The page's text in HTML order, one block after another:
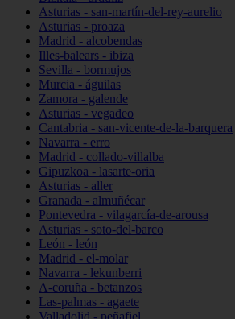
Asturias - san-martín-del-rey-aurelio
Asturias - proaza
Madrid - alcobendas
Illes-balears - ibiza
Sevilla - bormujos
Murcia - águilas
Zamora - galende
Asturias - vegadeo
Cantabria - san-vicente-de-la-barquera
Navarra - erro
Madrid - collado-villalba
Gipuzkoa - lasarte-oria
Asturias - aller
Granada - almuñécar
Pontevedra - vilagarcía-de-arousa
Asturias - soto-del-barco
León - león
Madrid - el-molar
Navarra - lekunberri
A-coruña - betanzos
Las-palmas - agaete
Valladolid - peñafiel